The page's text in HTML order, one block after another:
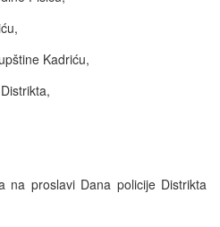
Kadriću,
proslavi Dana policije Distrikta